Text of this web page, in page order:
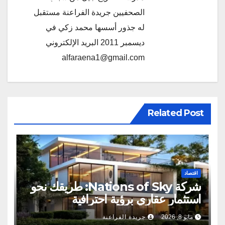
الصحفيين جريدة الفراعنة مستقبل
له جذور أسسها محمد زكي في
ديسمبر 2011 البريد الإلكتروني
alfaraena1@gmail.com
Related Post
اقتصاد
شركة Nations of Sky: طريقك نحو
استثمار عقاري برؤية احترافية
مايو 8, 2026 جريدة الفراعنة